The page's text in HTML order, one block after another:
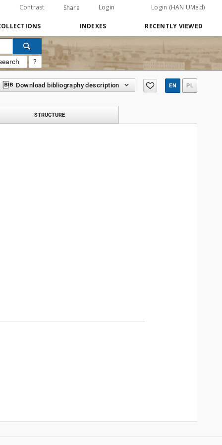
Contrast Share Login Login (HAN UMed)
INDEXES RECENTLY VIEWED
?
Download bibliography description EN PL
STRUCTURE